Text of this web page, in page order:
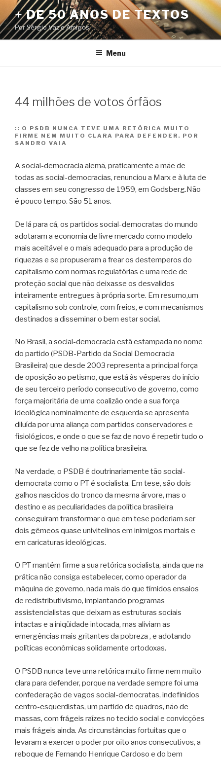
Pular
para
o
conteúdo
+ DE 50 ANOS DE TEXTOS
Por Sérgio Vaz e Amigos
Menu
44 milhões de votos órfãos
:: O PSDB NUNCA TEVE UMA RETÓRICA MUITO
FIRME NEM MUITO CLARA PARA DEFENDER. POR
SANDRO VAIA
A social-democracia alemã, praticamente a mãe de
todas as social-democracias, renunciou a Marx e à luta de
classes em seu congresso de 1959, em Godsberg.Não
é pouco tempo. São 51 anos.
De lá para cá, os partidos social-democratas do mundo
adotaram a economia de livre mercado como modelo
mais aceitável e o mais adequado para a produção de
riquezas e se propuseram a frear os destemperos do
capitalismo com normas regulatórias e uma rede de
proteção social que não deixasse os desvalidos
inteiramente entregues à própria sorte. Em resumo,um
capitalismo sob controle, com freios, e com mecanismos
destinados a disseminar o bem estar social.
No Brasil, a social-democracia está estampada no nome
do partido (PSDB-Partido da Social Democracia
Brasileira) que desde 2003 representa a principal força
de oposição ao petismo, que está às vésperas do início
de seu terceiro período consecutivo de governo, como
força majoritária de uma coalizão onde a sua força
ideológica nominalmente de esquerda se apresenta
diluída por uma aliança com partidos conservadores e
fisiológicos, e onde o que se faz de novo é repetir tudo o
que se fez de velho na política brasileira.
Na verdade, o PSDB é doutrinariamente tão social-
democrata como o PT é socialista. Em tese, são dois
galhos nascidos do tronco da mesma árvore, mas o
destino e as peculiaridades da política brasileira
conseguiram transformar o que em tese poderiam ser
dois gêmeos quase univitelinos em inimigos mortais e
em caricaturas ideológicas.
O PT mantém firme a sua retórica socialista, ainda que na
prática não consiga estabelecer, como operador da
máquina de governo, nada mais do que tímidos ensaios
de redistributivismo, implantando programas
assistencialistas que deixam as estruturas sociais
intactas e a iniqüidade intocada, mas aliviam as
emergências mais gritantes da pobreza , e adotando
políticas econômicas solidamente ortodoxas.
O PSDB nunca teve uma retórica muito firme nem muito
clara para defender, porque na verdade sempre foi uma
confederação de vagos social-democratas, indefinidos
centro-esquerdistas, um partido de quadros, não de
massas, com frágeis raízes no tecido social e convicções
mais frágeis ainda. As circunstâncias fortuitas que o
levaram a exercer o poder por oito anos consecutivos, a
reboque de Fernando Henrique Cardoso e do bem